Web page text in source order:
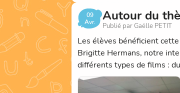
09
Avr.
Autour du
Publié par Gaëlle PETIT
Les élèves bénéficient
Brigitte Hermans, notre
différents types de films :